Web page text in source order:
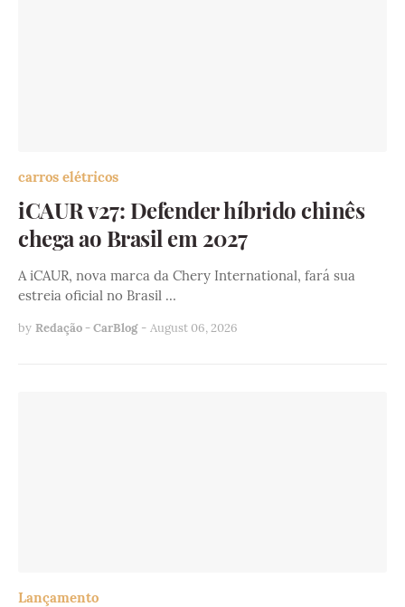
carros elétricos
iCAUR v27: Defender híbrido chinês
chega ao Brasil em 2027
A iCAUR, nova marca da Chery International, fará sua
estreia oficial no Brasil …
by Redação - CarBlog - August 06, 2026
Lançamento